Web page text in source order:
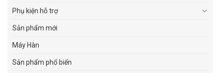
Phụ kiện hỗ trợ
Sản phẩm mới
Máy Hàn
Sản phẩm phổ biến